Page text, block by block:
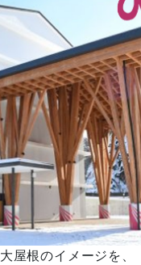
大屋根のイメージを